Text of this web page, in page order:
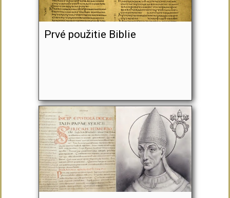
Prvé použitie Biblie